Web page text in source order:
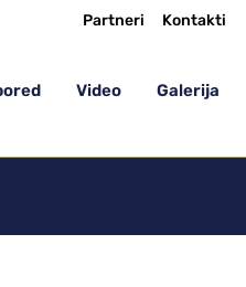
Partneri Kontakti
Video Galerija